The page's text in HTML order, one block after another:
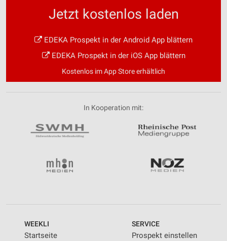
Jetzt kostenlos laden
EDEKA Prospekt in der Android App blättern
EDEKA Prospekt in der iOS App blättern
Kostenlos im App Store erhältlich
In Kooperation mit:
WEEKLI
Startseite
SERVICE
Prospekt einstellen